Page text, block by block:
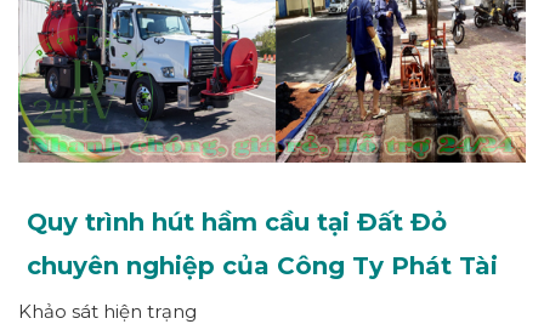
Quy trình hút hầm cầu tại Đất Đỏ
chuyên nghiệp của Công Ty Phát Tài
Khảo sát hiện trạng